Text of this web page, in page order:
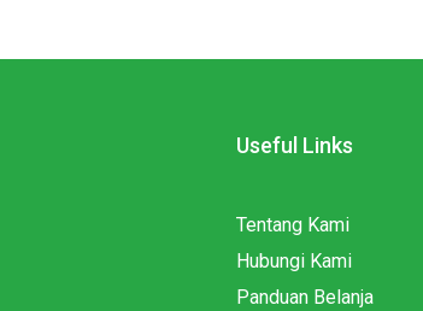
Useful Links
Tentang Kami
Hubungi Kami
Panduan Belanja